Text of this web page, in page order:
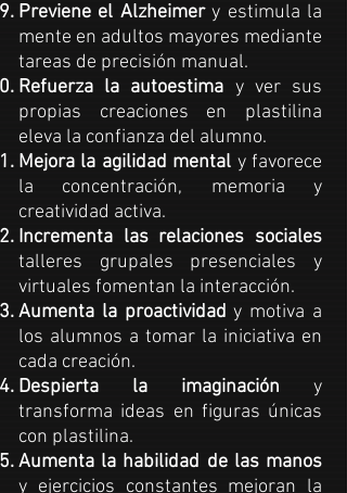
Previene el Alzheimery estimula la
mente en adultos mayores mediante
tareas de precisión manual.
Refuerza la autoestima y ver sus
propias creaciones en plastilina
eleva la confianza del alumno.
Mejora la agilidad mental y favorece
la concentración, memoria y
creatividad activa.
Incrementa las relaciones sociales
talleres grupales presenciales y
virtuales fomentan la interacción.
Aumenta la proactividady motiva a
los alumnos a tomar la iniciativa en
cada creación.
Despierta la imaginación y
transforma ideas en figuras únicas
con plastilina.
Aumenta la habilidad de las manos
y ejercicios constantes mejoran la